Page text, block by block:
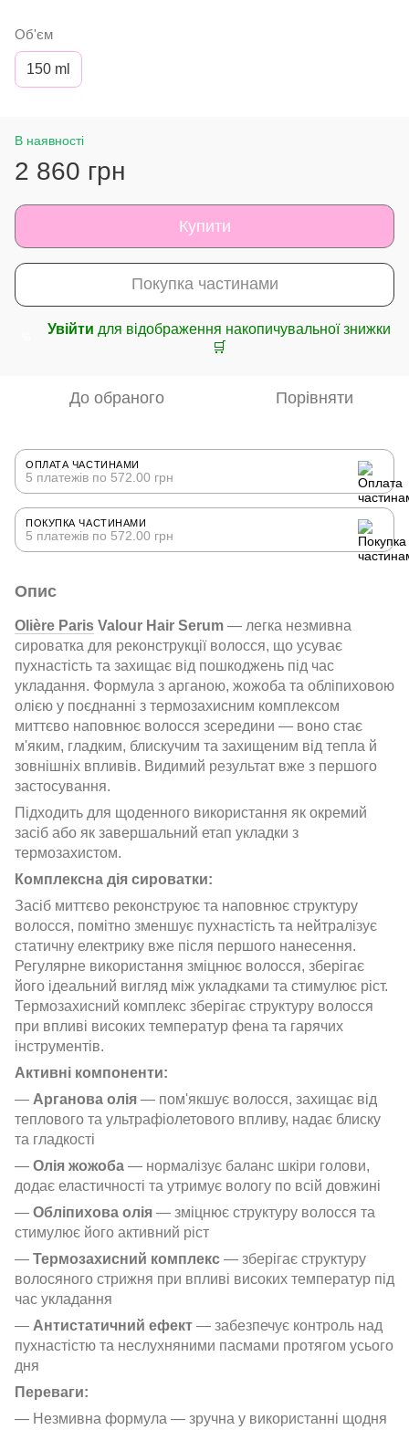
Об'єм
150 ml
В наявності
2 860 грн
Купити
Покупка частинами
Увійти для відображення накопичувальної знижки
🛒
До обраного Порівняти
ОПЛАТА ЧАСТИНАМИ
5 платежів по 572.00 грн
ПОКУПКА ЧАСТИНАМИ
5 платежів по 572.00 грн
Опис
Olière Paris Valour Hair Serum — легка незмивна
сироватка для реконструкції волосся, що усуває
пухнастість та захищає від пошкоджень під час
укладання. Формула з арганою, жожоба та обліпиховою
олією у поєднанні з термозахисним комплексом
миттєво наповнює волосся зсередини — воно стає
м'яким, гладким, блискучим та захищеним від тепла й
зовнішніх впливів. Видимий результат вже з першого
застосування.
Підходить для щоденного використання як окремий
засіб або як завершальний етап укладки з
термозахистом.
Комплексна дія сироватки:
Засіб миттєво реконструює та наповнює структуру
волосся, помітно зменшує пухнастість та нейтралізує
статичну електрику вже після першого нанесення.
Регулярне використання зміцнює волосся, зберігає
його ідеальний вигляд між укладками та стимулює ріст.
Термозахисний комплекс зберігає структуру волосся
при впливі високих температур фена та гарячих
інструментів.
Активні компоненти:
— Арганова олія — пом'якшує волосся, захищає від
теплового та ультрафіолетового впливу, надає блиску
та гладкості
— Олія жожоба — нормалізує баланс шкіри голови,
додає еластичності та утримує вологу по всій довжині
— Обліпихова олія — зміцнює структуру волосся та
стимулює його активний ріст
— Термозахисний комплекс — зберігає структуру
волосяного стрижня при впливі високих температур під
час укладання
— Антистатичний ефект — забезпечує контроль над
пухнастістю та неслухняними пасмами протягом усього
дня
Переваги:
— Незмивна формула — зручна у використанні щодня